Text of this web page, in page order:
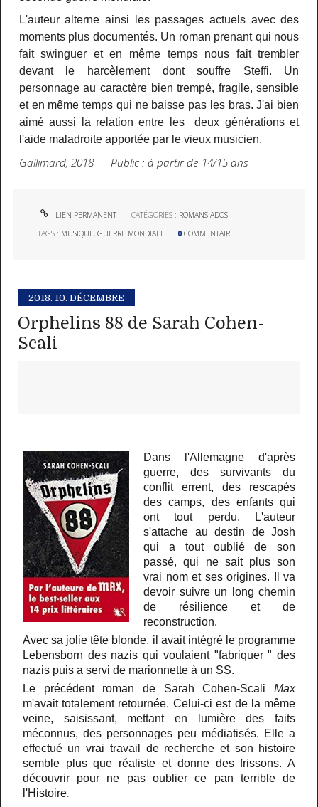
L'auteur alterne ainsi les passages actuels avec des
moments plus documentés. Un roman prenant qui nous
fait swinguer et en même temps nous fait trembler
devant le harcèlement dont souffre Steffi. Un
personnage au caractère bien trempé, fragile, sensible
et en même temps qui ne baisse pas les bras. J'ai bien
aimé aussi la relation entre les deux générations et
l'aide maladroite apportée par le vieux musicien.
Gallimard, 2018 Public : à partir de 14/15 ans
LIEN PERMANENT CATÉGORIES : ROMANS ADOS
TAGS : MUSIQUE,GUERRE MONDIALE 0 COMMENTAIRE
2018. 10. DÉCEMBRE
Orphelins 88 de Sarah Cohen-
Scali
Dans l'Allemagne d'après
guerre, des survivants du
conflit errent, des rescapés
des camps, des enfants qui
ont tout perdu. L'auteur
s'attache au destin de Josh
qui a tout oublié de son
passé, qui ne sait plus son
vrai nom et ses origines. Il va
devoir suivre un long chemin
de résilience et de
reconstruction.
Avec sa jolie tête blonde, il avait intégré le programme
Lebensborn des nazis qui voulaient "fabriquer " des
nazis puis a servi de marionnette à un SS.
Le précédent roman de Sarah Cohen-ScaliMax
m'avait totalement retournée. Celui-ci est de la même
veine, saisissant, mettant en lumière des faits
méconnus, des personnages peu médiatisés. Elle a
effectué un vrai travail de recherche et son histoire
semble plus que réaliste et donne des frissons.A
découvrir pour ne pas oublier ce pan terrible de
l'Histoire.